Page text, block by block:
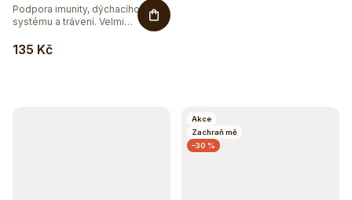
135 Kč
Podpora imunity, dýchacího
systému a trávení. Velmi
Sleva až 20 %
Akce
Zachraň mě
–30 %